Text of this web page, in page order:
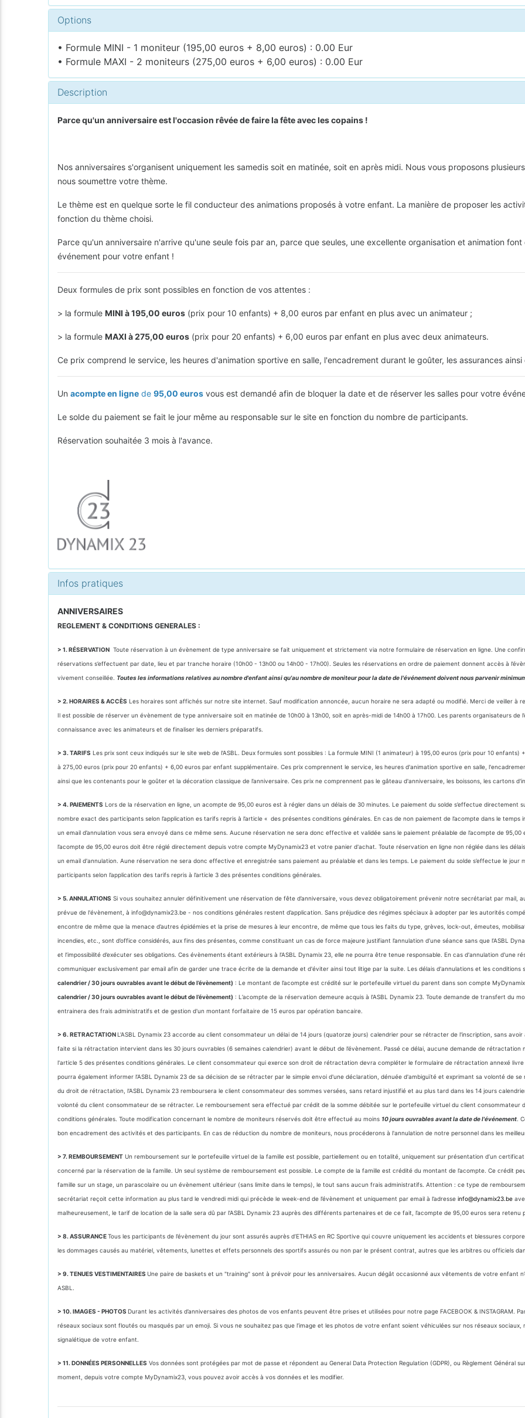
Options
• Formule MINI - 1 moniteur (195,00 euros + 8,00 euros) : 0.00 Eur
• Formule MAXI - 2 moniteurs (275,00 euros + 6,00 euros) : 0.00 Eur
Description
Parce qu'un anniversaire est l'occasion rêvée de faire la fête avec les copains !
Nos anniversaires s'organisent uniquement les samedis soit en matinée, soit en après midi. Nous vous proposons
nous soumettre votre thème.
Le thème est en quelque sorte le fil conducteur des animations proposés à votre enfant. La manière de proposer les
fonction du thème choisi.
Parce qu'un anniversaire n'arrive qu'une seule fois par an, parce que seules, une excellente organisation et animation
événement pour votre enfant !
Deux formules de prix sont possibles en fonction de vos attentes :
> la formuleMINI à 195,00 euros (prix pour 10 enfants) + 8,00 euros par enfant en plus avec un animateur ;
> la formuleMAXI à 275,00 euros (prix pour 20 enfants) + 6,00 euros par enfant en plus avec deux animateurs.
Ce prix comprend le service, les heures d'animation sportive en salle, l'encadrement durant le goûter, les assurances
Unacompte en ligne de95,00 euros vous est demandé afin de bloquer la date et de réserver les salles pour votre
Le solde du paiement se fait le jour même au responsable sur le site en fonction du nombre de participants.
Réservation souhaitée 3 mois à l'avance.
Infos pratiques
ANNIVERSAIRES
REGLEMENT & CONDITIONS GENERALES :
> 1. RÉSERVATION Toute réservation à un évènement de type anniversaire se fait uniquement et strictement via notre formulaire de réservation en ligne. Une
réservations s’effectuent par date, lieu et par tranche horaire (10h00 - 13h00 ou 14h00 - 17h00). Seules les réservations en ordre de paiement donnent accès à
vivement conseillée. Toutes les informations relatives au nombre d'enfant ainsi qu'au nombre de moniteur pour la date de l'événement doivent nous parvenir
> 2. HORAIRES & ACCÈS Les horaires sont affichés sur notre site internet. Sauf modification annoncée, aucun horaire ne sera adapté ou modifié. Merci de veiller à
Il est possible de réserver un évènement de type anniversaire soit en matinée de 10h00 à 13h00, soit en après-midi de 14h00 à 17h00. Les parents organisateurs de
connaissance avec les animateurs et de finaliser les derniers préparatifs.
> 3. TARIFS Les prix sont ceux indiqués sur le site web de l'ASBL. Deux formules sont possibles : La formule MINI (1 animateur) à 195,00 euros (prix pour 10
à 275,00 euros (prix pour 20 enfants) + 6,00 euros par enfant supplémentaire. Ces prix comprennent le service, les heures d'animation sportive en salle,
ainsi que les contenants pour le goûter et la décoration classique de l’anniversaire. Ces prix ne comprennent pas le gâteau d'anniversaire, les boissons, les cartons
> 4. PAIEMENTS Lors de la réservation en ligne, un acompte de 95,00 euros est à régler dans un délais de 30 minutes. Le paiement du solde s’effectue directement
nombre exact des participants selon l’application es tarifs repris à l’article « des présentes conditions générales. En cas de non paiement de l’acompte dans le
un email d’annulation vous sera envoyé dans ce même sens. Aucune réservation ne sera donc effective et validée sans le paiement préalable de l’acompte de
l’acompte de 95,00 euros doit être réglé directement depuis votre compte MyDynamix23 et votre panier d'achat. Toute réservation en ligne non réglée dans les
un email d'annulation. Aune réservation ne sera donc effective et enregistrée sans paiement au préalable et dans les temps. Le paiement du solde s’effectue le jour
participants selon l’application des tarifs repris à l’article 3 des présentes conditions générales.
> 5. ANNULATIONS Si vous souhaitez annuler définitivement une réservation de fête d’anniversaire, vous devez obligatoirement prévenir notre secrétariat par mail,
prévue de l'évènement, à info@dynamix23.be - nos conditions générales restent d’application. Sans préjudice des régimes spéciaux à adopter par les autorités
encontre de même que la menace d’autres épidémies et la prise de mesures à leur encontre, de même que tous les faits du type, grèves, lock-out, émeutes,
incendies, etc., sont d’office considérés, aux fins des présentes, comme constituant un cas de force majeure justifiant l’annulation d’une séance sans que l’ASBL
et l’impossibilité d’exécuter ses obligations. Ces évènements étant extérieurs à l’ASBL Dynamix 23, elle ne pourra être tenue responsable. En cas d'annulation d'une
communiquer exclusivement par email afin de garder une trace écrite de la demande et d'éviter ainsi tout litige par la suite. Les délais d'annulations et les
calendrier / 30 jours ouvrables avant le début de l’évènement) : Le montant de l’acompte est crédité sur le portefeuille virtuel du parent dans son compte
calendrier / 30 jours ouvrables avant le début de l’évènement) : L’acompte de la réservation demeure acquis à l’ASBL Dynamix 23. Toute demande de transfert du
entrainera des frais administratifs et de gestion d'un montant forfaitaire de 15 euros par opération bancaire.
> 6. RETRACTATIONL'ASBL Dynamix 23 accorde au client consommateur un délai de 14 jours (quatorze jours) calendrier pour se rétracter de l'inscription, sans
faite si la rétractation intervient dans les 30 jours ouvrables (6 semaines calendrier) avant le début de l’évènement. Passé ce délai, aucune demande de
l'article 5 des présentes conditions générales. Le client consommateur qui exerce son droit de rétractation devra compléter le formulaire de rétractation annexé
pourra également informer l’ASBL Dynamix 23 de sa décision de se rétracter par le simple envoi d'une déclaration, dénuée d'ambiguïté et exprimant sa volonté de
du droit de rétractation, l'ASBL Dynamix 23 remboursera le client consommateur des sommes versées, sans retard injustifié et au plus tard dans les 14 jours
volonté du client consommateur de se rétracter. Le remboursement sera effectué par crédit de la somme débitée sur le portefeuille virtuel du client consommateur
conditions générales. Toute modification concernant le nombre de moniteurs réservés doit être effectué au moins 10 jours ouvrables avant la date de l'événement .
bon encadrement des activités et des participants. En cas de réduction du nombre de moniteurs, nous procéderons à l'annulation de notre personnel dans les
> 7. REMBOURSEMENT Un remboursement sur le portefeuille virtuel de la famille est possible, partiellement ou en totalité, uniquement sur présentation d’un
concerné par la réservation de la famille. Un seul système de remboursement est possible. Le compte de la famille est crédité du montant de l’acompte. Ce crédit
famille sur un stage, un parascolaire ou un évènement ultérieur (sans limite dans le temps), le tout sans aucun frais administratifs. Attention : ce type de
secrétariat reçoit cette information au plus tard le vendredi midi qui précède le week-end de l’évènement et uniquement par email à l’adresseinfo@dynamix23.be
malheureusement, le tarif de location de la salle sera dû par l’ASBL Dynamix 23 auprès des différents partenaires et de ce fait, l’acompte de 95,00 euros sera retenu
> 8. ASSURANCETous les participants de l’évènement du jour sont assurés auprès d’ETHIAS en RC Sportive qui couvre uniquement les accidents et blessures
les dommages causés au matériel, vêtements, lunettes et effets personnels des sportifs assurés ou non par le présent contrat, autres que les arbitres ou officiels
> 9. TENUES VESTIMENTAIRESUne paire de baskets et un "training" sont à prévoir pour les anniversaires. Aucun dégât occasionné aux vêtements de votre enfant
ASBL.
> 10. IMAGES - PHOTOSDurant les activités d’anniversaires des photos de vos enfants peuvent être prises et utilisées pour notre page FACEBOOK & INSTAGRAM.
réseaux sociaux sont floutés ou masqués par un emoji. Si vous ne souhaitez pas que l’image et les photos de votre enfant soient véhiculées sur nos réseaux
signalétique de votre enfant.
> 11. DONNÉES PERSONNELLES Vos données sont protégées par mot de passe et répondent au General Data Protection Regulation (GDPR), ou Règlement Général
moment, depuis votre compte MyDynamix23, vous pouvez avoir accès à vos données et les modifier.